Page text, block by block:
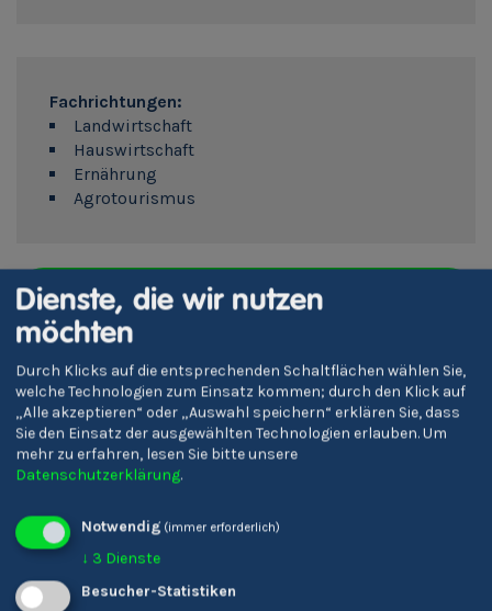
Fachrichtungen:
Landwirtschaft
Hauswirtschaft
Ernährung
Agrotourismus
Zur Webseite
Mache dein Matching!
Informationen zu Fachschule Dietenheim bei der
Berufsberatung
Dienste, die wir nutzen
möchten
Durch Klicks auf die entsprechenden Schaltflächen wählen Sie,
welche Technologien zum Einsatz kommen; durch den Klick auf
„Alle akzeptieren“ oder „Auswahl speichern“ erklären Sie, dass
Sie den Einsatz der ausgewählten Technologien erlauben.Um
mehr zu erfahren, lesen Sie bitte unsere
Datenschutzerklärung.
Notwendig (immer erforderlich)
↓ 3 Dienste
Besucher-Statistiken